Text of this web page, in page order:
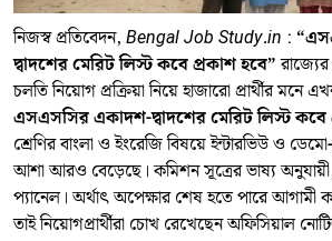
নিজস্ব প্রতিবেদন, Bengal Job Study.in :
দ্বাদশের মেরিট লিস্ট কবে প্রকাশ হবে”
চলতি নিয়োগ প্রক্রিয়া নিয়ে হাজারো প্রার্থীর মনে
এসএসসির একাদশ-দ্বাদশের মেরিট লিস্ট কবে
শ্রেণির বাংলা ও ইংরেজি বিষয়ে ইন্টারভিউ ও
আশা আরও বেড়েছে। কমিশন সূত্রের ভাষ্য
প্যানেল। অর্থাৎ অপেক্ষার শেষ হতে পারে
তাই নিয়োগপ্রার্থীরা চোখ রেখেছেন অফিসিয়াল